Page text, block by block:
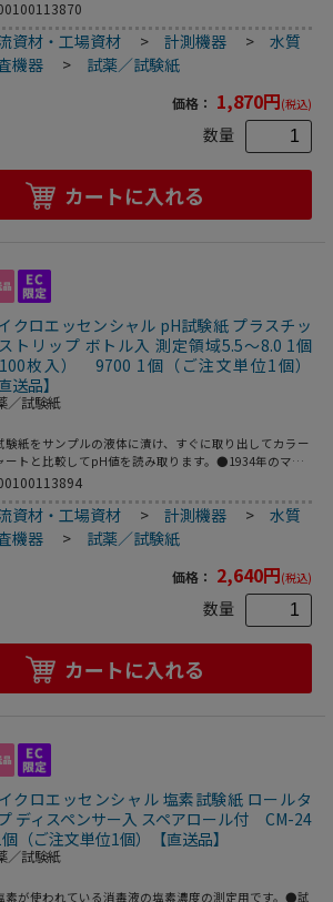
エッセンシャルラボラトリー社(MEL社)立ち上げ以降、
努力が実を結び、Hydrionブランドを確立し、現在では
品質、精度、信頼性によりMEL社の品質がスタンダード
っています。●未知のサンプルの場合には、安全の為、
pH値を測定しておくことをお勧めします。●試験紙の
を自由に決められるロールタイプです。●pH測定領
1～14●サイズ：5.5mm×4.57m●ロールタイプ ディ
ンサー入●入数：1巻●※サンプルが強酸であることが
ちらの商品は事業者様向け商品です。
資材・工場資材 >計測機器 >水質
機器
> 試薬／試験紙
価格： 1,870円(税込)
数量
カートに入れる
クロエッセンシャル pH試験紙 プラスチッ
トリップ ボトル入 測定領域5.5～8.0 1個
100枚入） 9700 1個（ご注文単位1個）
送品】
／試験紙
紙をサンプルの液体に漬け、すぐに取り出してカラー
ートと比較してpH値を読み取ります。●1934年のマイ
エッセンシャルラボラトリー社(MEL社)立ち上げ以降、
努力が実を結び、Hydrionブランドを確立し、現在では
品質、精度、信頼性によりMEL社の品質がスタンダード
っています。●未知のサンプルの場合には、安全の為、
pH値を測定しておくことをお勧めします。●先端以外
ラスチックになっています。●pH測定領域：5.5～8.0●
スチックストリップ ボトル入●入数：100枚●※サン
が強酸であることが予想される場合は、安全には十分配
資材・工場資材 >計測機器 >水質
機器
> 試薬／試験紙
価格： 2,640円(税込)
数量
カートに入れる
クロエッセンシャル 塩素試験紙 ロールタ
ディスペンサー入 スペアロール付 CM-24
（ご注文単位1個）【直送品】
／試験紙
が使われている消毒液の塩素濃度の測定用です。●試